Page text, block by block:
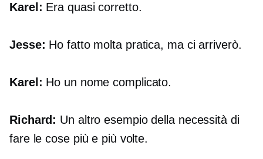
Karel: Era quasi corretto.
Jesse: Ho fatto molta pratica, ma ci arriverò.
Karel: Ho un nome complicato.
Richard: Un altro esempio della necessità di
fare le cose più e più volte.